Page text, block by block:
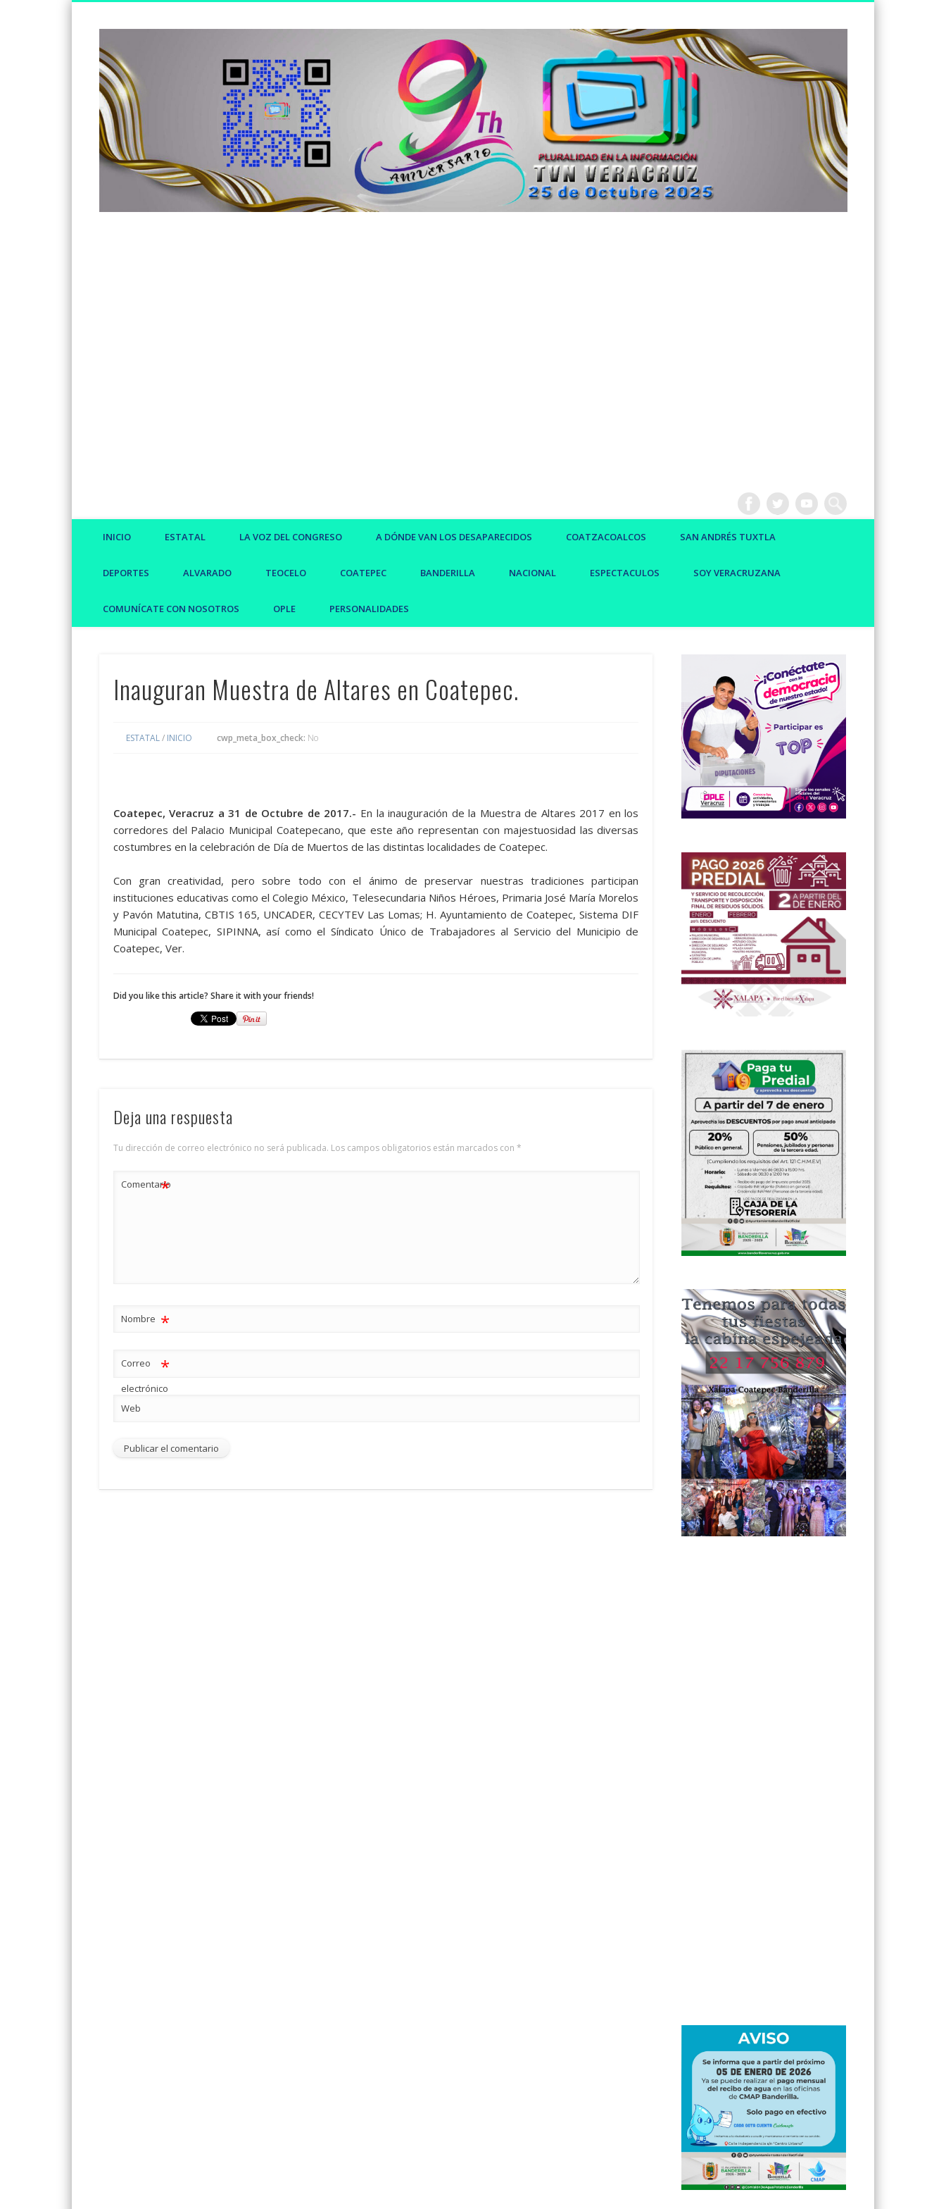
Noticias
Somos un medio de información independiente, con visión joven.
INICIO ESTATAL LA VOZ DEL CONGRESO A DÓNDE VAN LOS DESAPARECIDOS COATZACOALCOS SAN ANDRÉS TUXTLA
DEPORTES ALVARADO TEOCELO COATEPEC BANDERILLA NACIONAL ESPECTACULOS SOY VERACRUZANA
COMUNÍCATE CON NOSOTROS OPLE PERSONALIDADES
Inauguran Muestra de Altares en Coatepec.
ESTATAL/ INICIO cwp_meta_box_check: No
Coatepec, Veracruz a 31 de Octubre de 2017.- En la inauguración de la Muestra de Altares 2017 en los
corredores del Palacio Municipal Coatepecano, que este año representan con majestuosidad las diversas
costumbres en la celebración de Día de Muertos de las distintas localidades de Coatepec.
Con gran creatividad, pero sobre todo con el ánimo de preservar nuestras tradiciones participan
instituciones educativas como el Colegio México, Telesecundaria Niños Héroes, Primaria José María Morelos
y Pavón Matutina, CBTIS 165, UNCADER, CECYTEV Las Lomas; H. Ayuntamiento de Coatepec, Sistema DIF
Municipal Coatepec, SIPINNA, así como el Síndicato Único de Trabajadores al Servicio del Municipio de
Coatepec, Ver.
Did you like this article? Share it with your friends!
Deja una respuesta
Tu dirección de correo electrónico no será publicada. Los campos obligatorios están marcados con *
Comentario
*
Nombre *
Correo
electrónico
*
Web